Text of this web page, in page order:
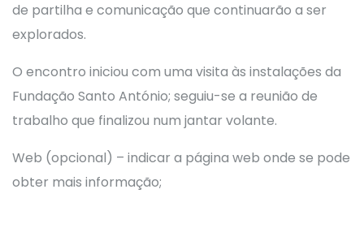
de partilha e comunicação que continuarão a ser
explorados.
O encontro iniciou com uma visita às instalações da
Fundação Santo António; seguiu-se a reunião de
trabalho que finalizou num jantar volante.
Web (opcional) – indicar a página web onde se pode
obter mais informação;